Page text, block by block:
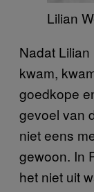
Lilian
Nadat
kwam,
goedkope
gevoel van
niet eens
gewoon. In
het niet uit